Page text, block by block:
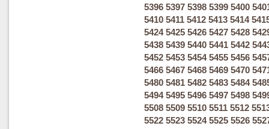
5396 5397 5398 5399 5400
5410 5411 5412 5413 5414
5424 5425 5426 5427 5428
5438 5439 5440 5441 5442
5452 5453 5454 5455 5456
5466 5467 5468 5469 5470
5480 5481 5482 5483 5484
5494 5495 5496 5497 5498
5508 5509 5510 5511 5512
5522 5523 5524 5525 5526